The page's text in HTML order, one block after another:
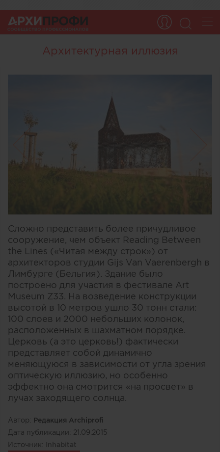
Архитектурная иллюзия
Сложно представить более причудливое
сооружение, чем объект Reading Between
the Lines («Читая между строк») от
архитекторов студии Gijs Van Vaerenbergh в
Лимбурге (Бельгия). Здание было
построено для участия в фестивале Art
Museum Z33. На возведение конструкции
высотой в 10 метров ушло 30 тонн стали:
100 слоев и 2000 небольших колонок,
расположенных в шахматном порядке.
Церковь (а это церковь!) фактически
представляет собой динамично
меняющуюся в зависимости от угла зрения
оптическую иллюзию, но особенно
эффектно она смотрится «на просвет» в
лучах заходящего солнца.
Автор: Редакция Archiprofi
Дата публикации: 21.09.2015
Источник: Inhabitat